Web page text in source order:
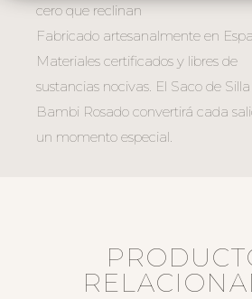
cero que reclinan
Fabricado artesanalmente en
Materiales certificados y libres de
sustancias nocivas. El Saco de Silla
Bambi Rosado convertirá cada
un momento especial.